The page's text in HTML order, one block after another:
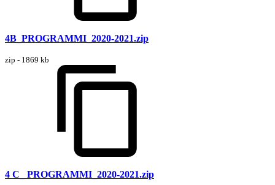
4B_PROGRAMMI_2020-2021.zip
zip - 1869 kb
4 C_ PROGRAMMI_2020-2021.zip